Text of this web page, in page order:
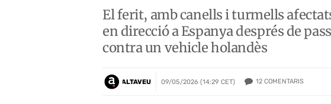
El ferit, amb canells i turmells
en direcció a Espanya després de
contra un vehicle holandès
ALTAVEU 09/05/2026 (14:29 CET) 12 COMENTARIS